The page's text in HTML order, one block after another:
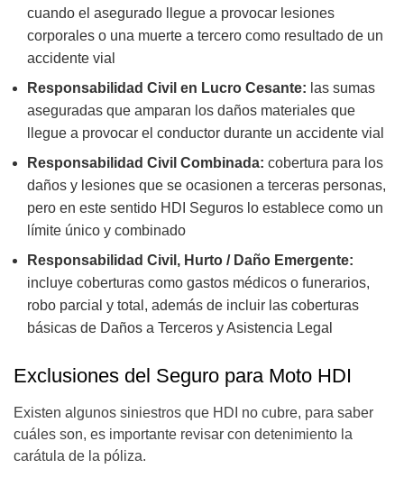
cuando el asegurado llegue a provocar lesiones
corporales o una muerte a tercero como resultado de un
accidente vial
Responsabilidad Civil en Lucro Cesante: las sumas
aseguradas que amparan los daños materiales que
llegue a provocar el conductor durante un accidente vial
Responsabilidad Civil Combinada: cobertura para los
daños y lesiones que se ocasionen a terceras personas,
pero en este sentido HDI Seguros lo establece como un
límite único y combinado
Responsabilidad Civil, Hurto / Daño Emergente:
incluye coberturas como gastos médicos o funerarios,
robo parcial y total, además de incluir las coberturas
básicas de Daños a Terceros y Asistencia Legal
Exclusiones del Seguro para Moto HDI
Existen algunos siniestros que HDI no cubre, para saber
cuáles son, es importante revisar con detenimiento la
carátula de la póliza.